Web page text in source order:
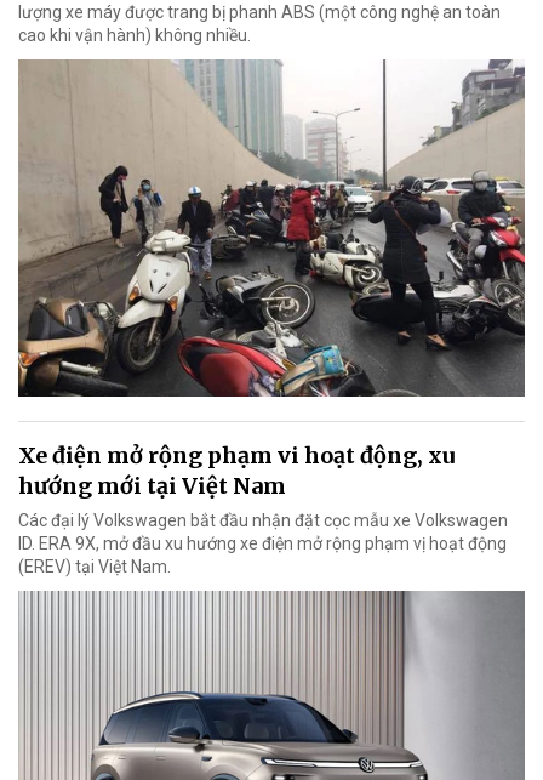
lượng xe máy được trang bị phanh ABS (một công nghệ an toàn
cao khi vận hành) không nhiều.
Xe điện mở rộng phạm vi hoạt động, xu
hướng mới tại Việt Nam
Các đại lý Volkswagen bắt đầu nhận đặt cọc mẫu xe Volkswagen
ID. ERA 9X, mở đầu xu hướng xe điện mở rộng phạm vị hoạt động
(EREV) tại Việt Nam.